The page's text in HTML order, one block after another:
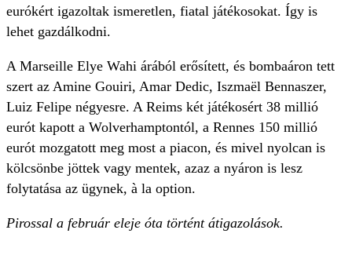
eurókért igazoltak ismeretlen, fiatal játékosokat. Így is
lehet gazdálkodni.
A Marseille Elye Wahi árából erősített, és bombaáron tett
szert az Amine Gouiri, Amar Dedic, Iszmaël Bennaszer,
Luiz Felipe négyesre. A Reims két játékosért 38 millió
eurót kapott a Wolverhamptontól, a Rennes 150 millió
eurót mozgatott meg most a piacon, és mivel nyolcan is
kölcsönbe jöttek vagy mentek, azaz a nyáron is lesz
folytatása az ügynek, à la option.
Pirossal a február eleje óta történt átigazolások.